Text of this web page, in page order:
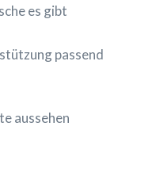
es gibt
passend
aussehen